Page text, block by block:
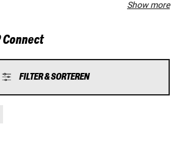
gefreesde en vibratiegedempte houders
Houders voor auto en fiets zijn eveneens
weer losgemaakt. Trouwens: SP werd
fabrikant van snowboard-bindingen
gaat. Het hoofdkantoor staat tegenwoordig
Show more
Connect
FILTER & SORTEREN